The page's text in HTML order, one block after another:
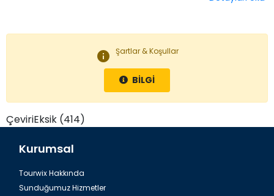
info Şartlar & Koşullar
BİLGİ
ÇeviriEksik (414)
Kurumsal
Tourwix Hakkında
Sunduğumuz Hizmetler